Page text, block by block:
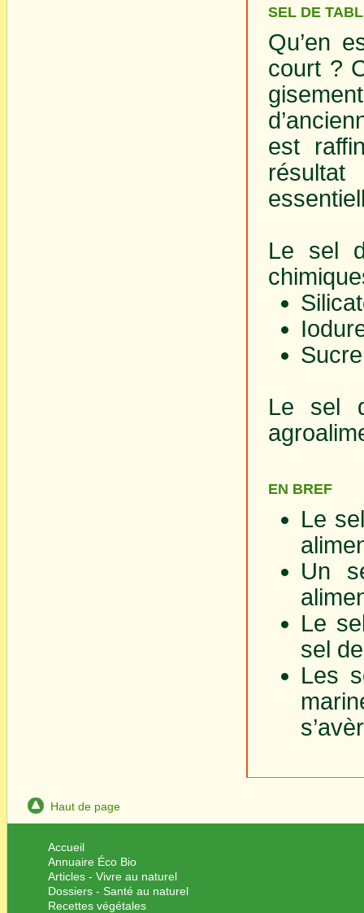
SEL DE
Qu’en
court ?
est
Le sel
Le sel
EN BREF
Le
Un
Le
sel
Les
Haut de page
Accueil
Annuaire Éco Bio
Articles - Vivre au naturel
Dossiers - Santé au naturel
Recettes végétales